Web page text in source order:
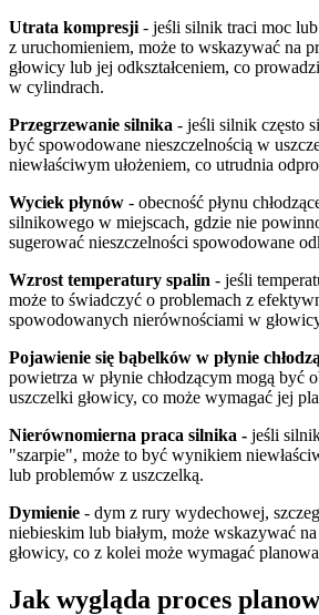
Utrata kompresji - jeśli silnik traci moc
z uruchomieniem, może to wskazywać na
głowicy lub jej odkształceniem, co
w cylindrach.
Przegrzewanie silnika - jeśli silnik często
być spowodowane nieszczelnością w
niewłaściwym ułożeniem, co utrudnia
Wyciek płynów - obecność płynu
silnikowego w miejscach, gdzie nie
sugerować nieszczelności spowodowane
Wzrost temperatury spalin - jeśli
może to świadczyć o problemach z
spowodowanych nierównościami w
Pojawienie się bąbelków w płynie
powietrza w płynie chłodzącym mogą być
uszczelki głowicy, co może wymagać jej
Nierównomierna praca silnika - jeśli
"szarpie", może to być wynikiem
lub problemów z uszczelką.
Dymienie - dym z rury wydechowej,
niebieskim lub białym, może wskazywać
głowicy, co z kolei może wymagać
Jak wygląda proces